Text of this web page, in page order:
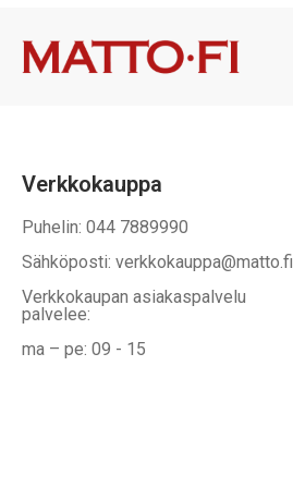
tehdä
Verkkokauppa
Puhelin: 044 7889990
Sähköposti: verkkokauppa@matto.fi
Verkkokaupan asiakaspalvelu
palvelee:
ma – pe: 09 - 15